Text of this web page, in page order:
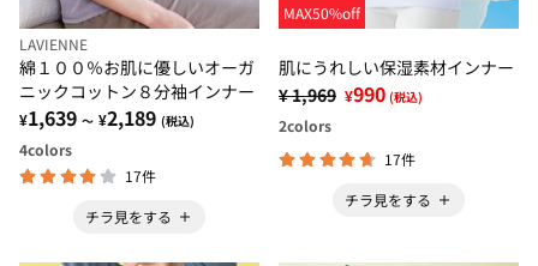
LAVIENNE
綿１００％お肌に優しいオーガ
ニックコットン８分袖インナー
¥1,639 ～ ¥2,189 (税込)
4colors
17件
チラ見をする
MAX50%off
肌にうれしい保湿素材インナー
¥ 1,969 ¥990 (税込)
2colors
17件
チラ見をする